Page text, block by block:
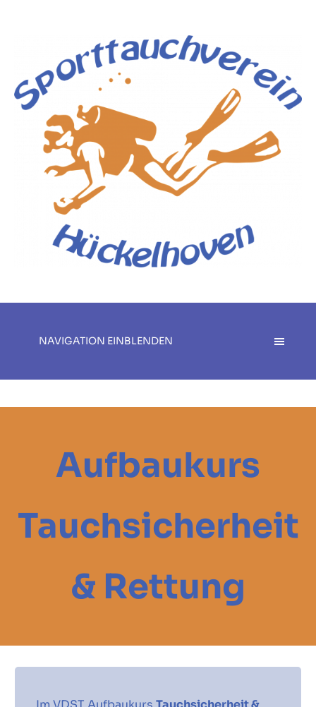
NAVIGATION EINBLENDEN
Aufbaukurs
Tauchsicherheit
& Rettung